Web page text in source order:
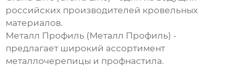
российских производителей кровельных
материалов.
Металл Профиль (Металл Профиль) -
предлагает широкий ассортимент
металлочерепицы и профнастила.